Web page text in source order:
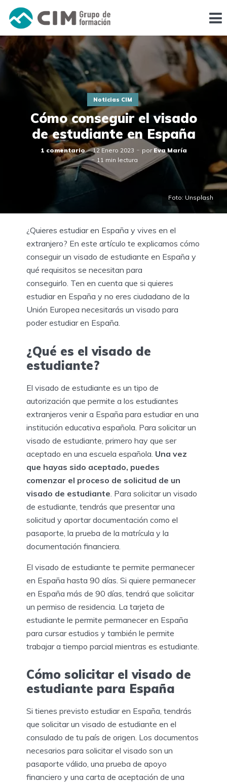
Foto: Unsplash
Noticias CIM
Cómo conseguir el visado
de estudiante en España
1 comentario 12 Enero 2023 por Eva María
11 min lectura
¿Quieres estudiar en España y vives en el
extranjero? En este artículo te explicamos cómo
conseguir un visado de estudiante en España y
qué requisitos se necesitan para
conseguirlo. Ten en cuenta que si quieres
estudiar en España y no eres ciudadano de la
Unión Europea necesitarás un visado para
poder estudiar en España.
¿Qué es el visado de
estudiante?
El visado de estudiante es un tipo de
autorización que permite a los estudiantes
extranjeros venir a España para estudiar en una
institución educativa española. Para solicitar un
visado de estudiante, primero hay que ser
aceptado en una escuela española. Una vez
que hayas sido aceptado, puedes
comenzar el proceso de solicitud de un
visado de estudiante . Para solicitar un visado
de estudiante, tendrás que presentar una
solicitud y aportar documentación como el
pasaporte, la prueba de la matrícula y la
documentación financiera.
El visado de estudiante te permite permanecer
en España hasta 90 días. Si quiere permanecer
en España más de 90 días, tendrá que solicitar
un permiso de residencia. La tarjeta de
estudiante le permite permanecer en España
para cursar estudios y también le permite
trabajar a tiempo parcial mientras es estudiante.
Cómo solicitar el visado de
estudiante para España
Si tienes previsto estudiar en España, tendrás
que solicitar un visado de estudiante en el
consulado de tu país de origen. Los documentos
necesarios para solicitar el visado son un
pasaporte válido, una prueba de apoyo
financiero y una carta de aceptación de una